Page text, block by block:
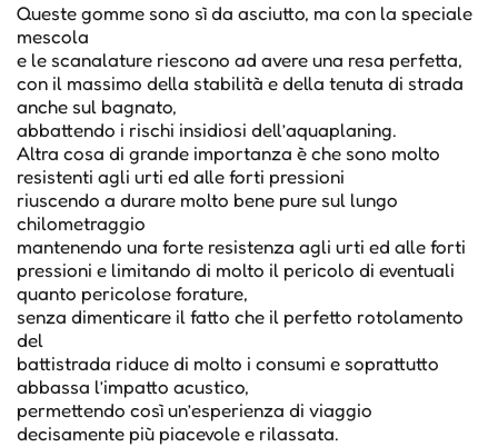
Queste gomme sono sì da asciutto, ma con la speciale
mescola
e le scanalature riescono ad avere una resa perfetta,
con il massimo della stabilità e della tenuta di strada
anche sul bagnato,
abbattendo i rischi insidiosi dell’aquaplaning.
Altra cosa di grande importanza è che sono molto
resistenti agli urti ed alle forti pressioni
riuscendo a durare molto bene pure sul lungo
chilometraggio
mantenendo una forte resistenza agli urti ed alle forti
pressioni e limitando di molto il pericolo di eventuali
quanto pericolose forature,
senza dimenticare il fatto che il perfetto rotolamento
del
battistrada riduce di molto i consumi e soprattutto
abbassa l’impatto acustico,
permettendo così un’esperienza di viaggio
decisamente più piacevole e rilassata.